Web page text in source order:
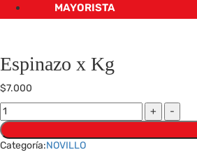
MAYORISTA
Espinazo x Kg
$7.000
Espinazo
x
Kg
quantity
Categoría:NOVILLO